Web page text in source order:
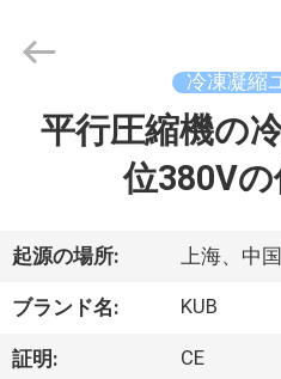
ロ
ダ
ク
2026
Shanghai KUB
冷凍凝縮
平行圧縮機の
位380V
起源の場所: 上海、中国
ブランド名: KUB
証明: CE